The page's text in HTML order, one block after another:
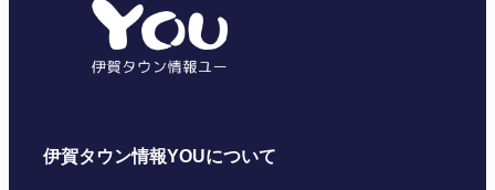
伊賀タウン情報YOUについて